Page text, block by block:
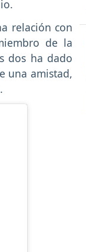
relación con
de la
dos ha dado
una amistad,